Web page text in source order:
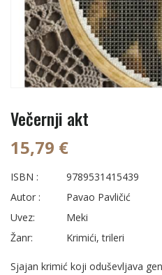
Večernji akt
15,79 €
ISBN :
9789531415439
Autor :
Pavao Pavličić
Uvez:
Meki
Žanr:
Krimići, trileri
Sjajan krimić koji oduševljava